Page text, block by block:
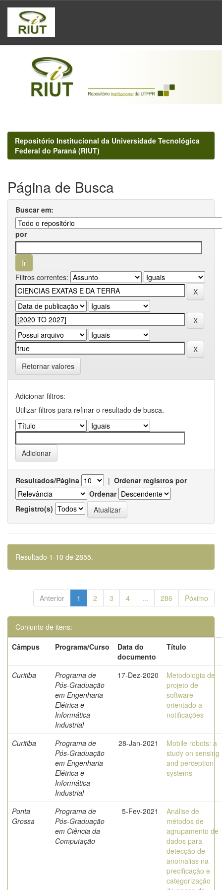
Skip
navigation
Repositório Institucional da Universidade Tecnológica
Federal do Paraná (RIUT)
Página de Busca
Buscar em:
por
Filtros correntes:
Retornar valores
Adicionar filtros:
Utilizar filtros para refinar o resultado de busca.
Resultados/Página | Ordenar registros por
Ordenar
Registro(s)
Resultado 1-10 de 2855.
Anterior 1 2 3 4 ... 286 Póximo
Conjunto de itens:
Câmpus
Programa/Curso
Data do
documento
Título
Curitiba
Programa de
Pós-Graduação
em Engenharia
Elétrica e
Informática
Industrial
17-Dez-2020
Metodologia de
projeto de
software
orientado a
notificações
Curitiba
Programa de
Pós-Graduação
em Engenharia
Elétrica e
Informática
Industrial
28-Jan-2021
Mobile robots: a
study on sensing
and perception
systems
Ponta
Grossa
Programa de
Pós-Graduação
em Ciência da
Computação
5-Fev-2021
Análise de
métodos de
agrupamento de
dados para
detecção de
anomalias na
precificação e
categorização